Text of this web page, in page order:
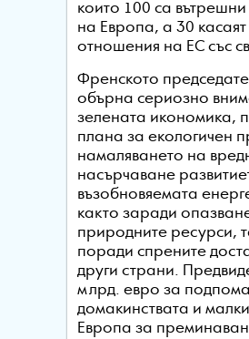
които 100 са вътрешни
на Европа, а 30
отношения на ЕС със
Френското
обърна сериозно
зелената икономика,
плана за екологичен
намаляването на
насърчаване
възобновяемата
както заради
природните ресурси,
поради спрените
други страни.
млрд. евро за
домакинствата и
Европа за